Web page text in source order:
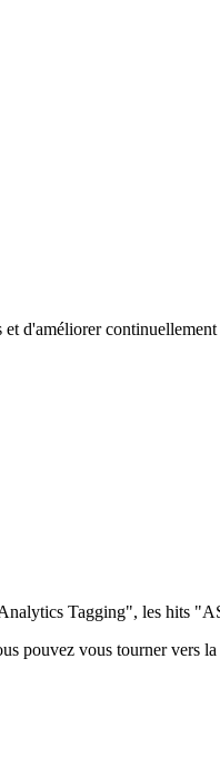
d'améliorer
Tagging", les hits
pouvez vous tourner vers la